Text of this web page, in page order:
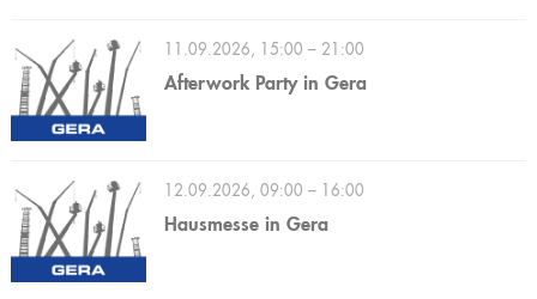
11.09.2026, 15:00 – 21:00
Afterwork Party in Gera
12.09.2026, 09:00 – 16:00
Hausmesse in Gera